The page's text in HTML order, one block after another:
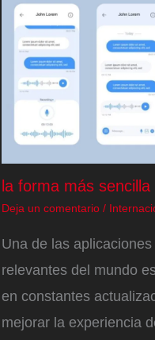
la forma más
Deja un comentario /
Una de las
relevantes del mundo
en constantes
mejorar la experiencia